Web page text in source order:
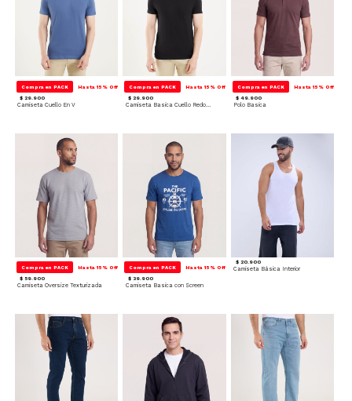
Compra en PACK Hasta 15% Off
$ 29.900
Camiseta Cuello En V
Compra en PACK Hasta 15% Off
$ 29.900
Camiseta Basica Cuello Redondo
Compra en PACK Hasta 15% Off
$ 49.900
Polo Basica
Compra en PACK Hasta 15% Off
$ 59.900
Camiseta Oversize Texturizada
Compra en PACK Hasta 15% Off
$ 39.900
Camiseta Basica con Screen
$ 20.900
Camiseta Básica Interior